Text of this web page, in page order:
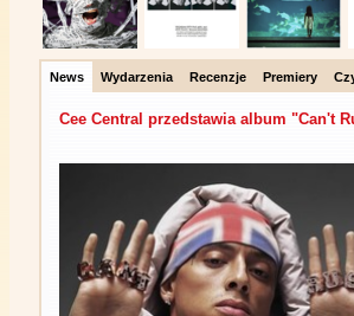
News Wydarzenia Recenzje Premiery
Cee Central przedstawia album "Can't